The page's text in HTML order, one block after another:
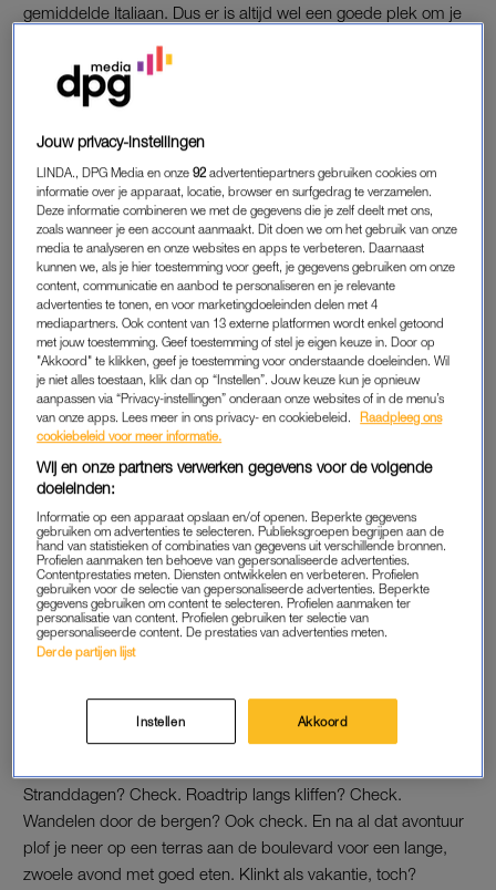
gemiddelde Italiaan. Dus er is altijd wel een goede plek om je
CAÏRO, EGYPTE
Op zoek naar een stad vol geschiedenis? Dan is Caïro jouw
plek. Deze stad is al meer dan duizend jaar oud en voelt als
één groot openluchtmuseum. Denk: piramides, sfinxen en
natuurlijk de iconische piramides van Gizeh. Indrukwekkend,
een tikje magisch en absoluut bucketlist-waardig.
LONDEN, ENGELAND
Ja,Londonken je. Maar onderschat deze
vakanatiebestemming niet. Deze stad blijft verrassen, hoe
vaak je er ook komt. Of je nu langs de Big Ben en Tower
Bridge struint, uren verdwaalt in het British Museum of jezelf
verliest in de (eindeloze)shopping streets: hier raak je niet
uitgekeken.
Even geen sociale media én
unieke ervaringen: dit zijn de
reistrends van 2026
PREVEZA, GRIEKENLAND
Stranddagen? Check. Roadtrip langs kliffen? Check.
Wandelen door de bergen? Ook check. En na al dat avontuur
plof je neer op een terras aan de boulevard voor een lange,
zwoele avond met goed eten. Klinkt als vakantie, toch?
Jouw privacy-instellingen
LINDA., DPG Media en onze92 advertentiepartners gebruiken cookies om
informatie over je apparaat, locatie, browser en surfgedrag te verzamelen.
Deze informatie combineren we met de gegevens die je zelf deelt met ons,
zoals wanneer je een account aanmaakt. Dit doen we om het gebruik van onze
media te analyseren en onze websites en apps te verbeteren. Daarnaast
kunnen we, als je hier toestemming voor geeft, je gegevens gebruiken om onze
content, communicatie en aanbod te personaliseren en je relevante
advertenties te tonen, en voor marketingdoeleinden delen met 4
mediapartners. Ook content van 13 externe platformen wordt enkel getoond
met jouw toestemming. Geef toestemming of stel je eigen keuze in. Door op
"Akkoord" te klikken, geef je toestemming voor onderstaande doeleinden. Wil
je niet alles toestaan, klik dan op “Instellen”. Jouw keuze kun je opnieuw
aanpassen via “Privacy-instellingen” onderaan onze websites of in de menu’s
van onze apps. Lees meer in ons privacy- en cookiebeleid.
Raadpleeg ons
cookiebeleid voor meer informatie.
Wij en onze partners verwerken gegevens voor de volgende
doeleinden:
Informatie op een apparaat opslaan en/of openen. Beperkte gegevens
gebruiken om advertenties te selecteren. Publieksgroepen begrijpen aan de
hand van statistieken of combinaties van gegevens uit verschillende bronnen.
Profielen aanmaken ten behoeve van gepersonaliseerde advertenties.
Contentprestaties meten. Diensten ontwikkelen en verbeteren. Profielen
gebruiken voor de selectie van gepersonaliseerde advertenties. Beperkte
gegevens gebruiken om content te selecteren. Profielen aanmaken ter
personalisatie van content. Profielen gebruiken ter selectie van
gepersonaliseerde content. De prestaties van advertenties meten.
Derde partijen lijst
Instellen Akkoord